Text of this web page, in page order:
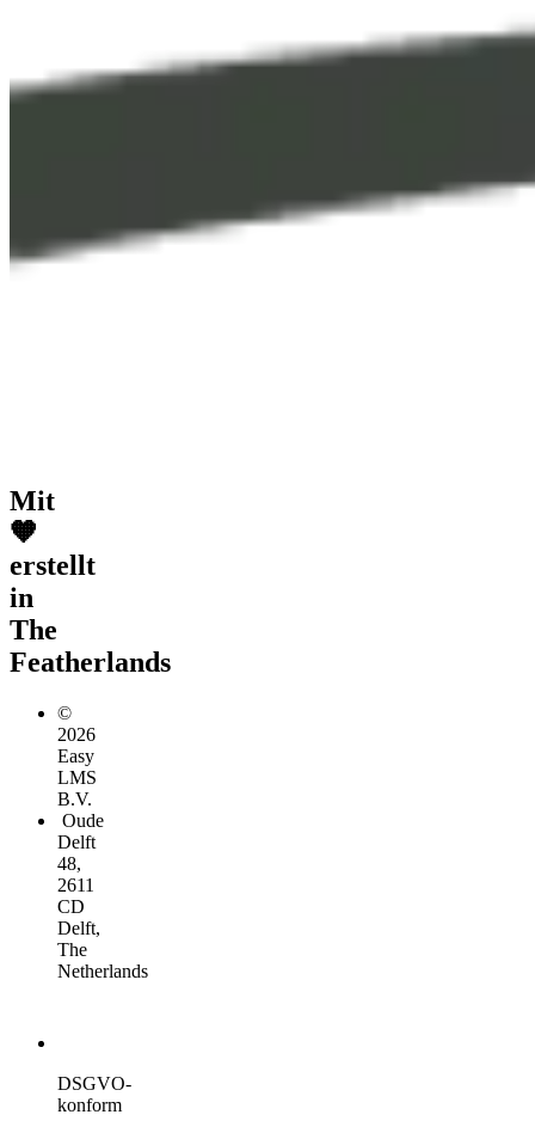
Mit
🧡
erstellt
in
The
Featherlands
©
2026
Easy
LMS
B.V.
Oude
Delft
48,
2611
CD
Delft,
The
Netherlands
DSGVO-
konform